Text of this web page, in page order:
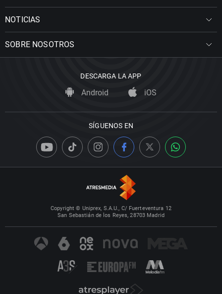
NOTICIAS
SOBRE NOSOTROS
DESCARGA LA APP
Android iOS
SÍGUENOS EN
Copyright © Uniprex, S.A.U., C/ Fuerteventura 12
San Sebastián de los Reyes, 28703 Madrid